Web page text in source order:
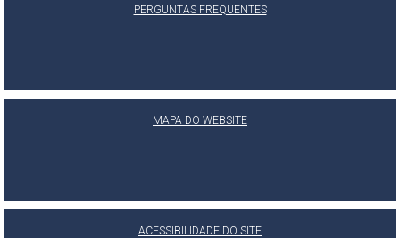
PERGUNTAS FREQUENTES
MAPA DO WEBSITE
ACESSIBILIDADE DO SITE